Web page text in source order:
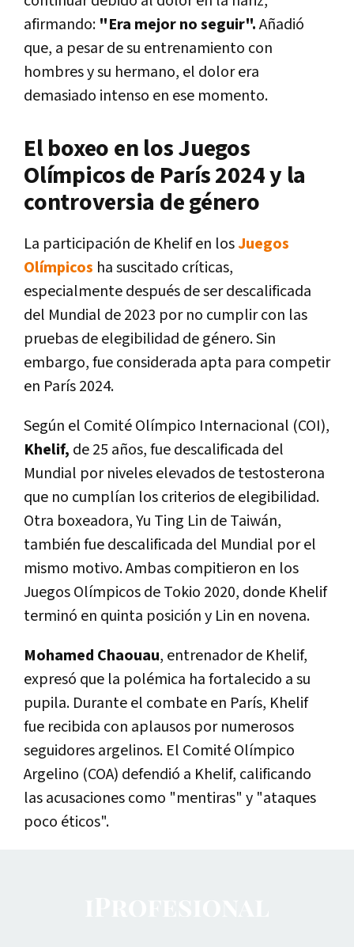
afirmando: "Era mejor no seguir".Añadió
que, a pesar de su entrenamiento con
hombres y su hermano, el dolor era
demasiado intenso en ese momento.
El boxeo en los Juegos
Olímpicos de París 2024 y la
controversia de género
La participación de Khelif en losJuegos
Olímpicos ha suscitado críticas,
especialmente después de ser descalificada
del Mundial de 2023 por no cumplir con las
pruebas de elegibilidad de género. Sin
embargo, fue considerada apta para competir
en París 2024.
Según el Comité Olímpico Internacional (COI),
Khelif, de 25 años, fue descalificada del
Mundial por niveles elevados de testosterona
que no cumplían los criterios de elegibilidad.
Otra boxeadora, Yu Ting Lin de Taiwán,
también fue descalificada del Mundial por el
mismo motivo. Ambas compitieron en los
Juegos Olímpicos de Tokio 2020, donde Khelif
terminó en quinta posición y Lin en novena.
Mohamed Chaouau, entrenador de Khelif,
expresó que la polémica ha fortalecido a su
pupila. Durante el combate en París, Khelif
fue recibida con aplausos por numerosos
seguidores argelinos. El Comité Olímpico
Argelino (COA) defendió a Khelif, calificando
las acusaciones como "mentiras" y "ataques
poco éticos".